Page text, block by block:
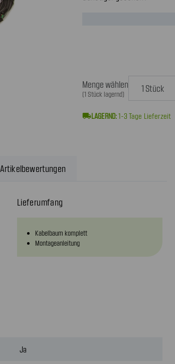
Menge wählen
(1 Stück lagernd)
local_shipping 1-3 Tage Lieferzeit
Artikelbewertungen
Lieferumfang
Kabelbaum komplett
Montageanleitung
Ja